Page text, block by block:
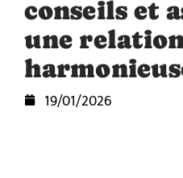
conseils et
une
19/01/2026